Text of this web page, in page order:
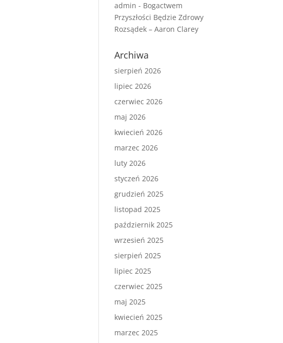
admin - Bogactwem
Przyszłości Będzie Zdrowy
Rozsądek – Aaron Clarey
Archiwa
sierpień 2026
lipiec 2026
czerwiec 2026
maj 2026
kwiecień 2026
marzec 2026
luty 2026
styczeń 2026
grudzień 2025
listopad 2025
październik 2025
wrzesień 2025
sierpień 2025
lipiec 2025
czerwiec 2025
maj 2025
kwiecień 2025
marzec 2025